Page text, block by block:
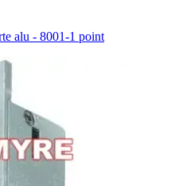
alu - 8001-1 point